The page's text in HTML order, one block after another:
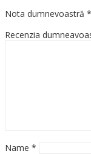
Nota dumnevoastră *
Recenzia
Name *